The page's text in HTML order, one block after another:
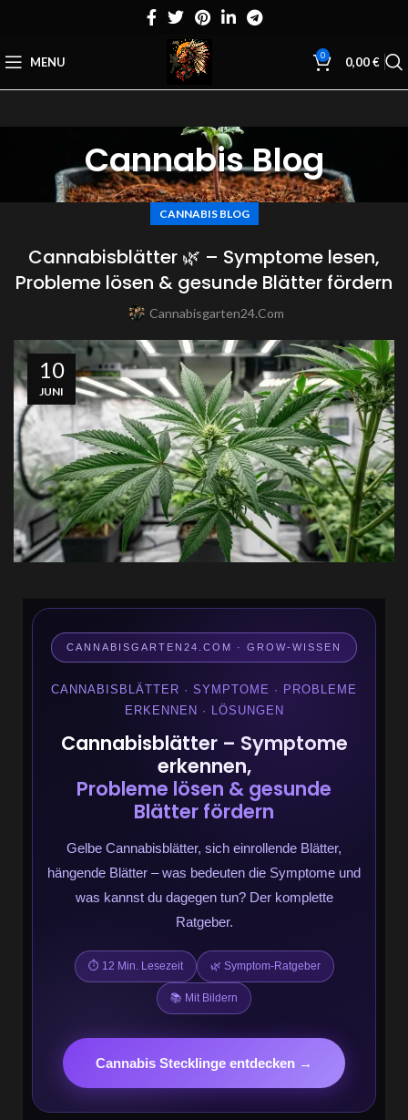
MENU 0 0,00€
Cannabis Blog
CANNABIS BLOG
Cannabisblätter 🌿 – Symptome lesen,
Probleme lösen & gesunde Blätter fördern
Cannabisgarten24.com
10
JUNI
CANNABISGARTEN24.COM · GROW-WISSEN
CANNABISBLÄTTER · SYMPTOME · PROBLEME
ERKENNEN · LÖSUNGEN
Cannabisblätter – Symptome
erkennen,
Probleme lösen & gesunde
Blätter fördern
Gelbe Cannabisblätter, sich einrollende Blätter,
hängende Blätter – was bedeuten die Symptome und
was kannst du dagegen tun? Der komplette
Ratgeber.
⏱ 12 Min. Lesezeit 🌿 Symptom-Ratgeber
📚 Mit Bildern
Cannabis Stecklinge entdecken →